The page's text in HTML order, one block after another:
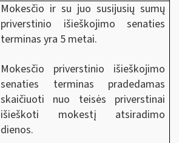
Mokesčio ir su juo susijusių sumų
priverstinio išieškojimo senaties
terminas yra 5 metai.
Mokesčio priverstinio išieškojimo
senaties terminas pradedamas
skaičiuoti nuo teisės priverstinai
išieškoti mokestį atsiradimo
dienos.